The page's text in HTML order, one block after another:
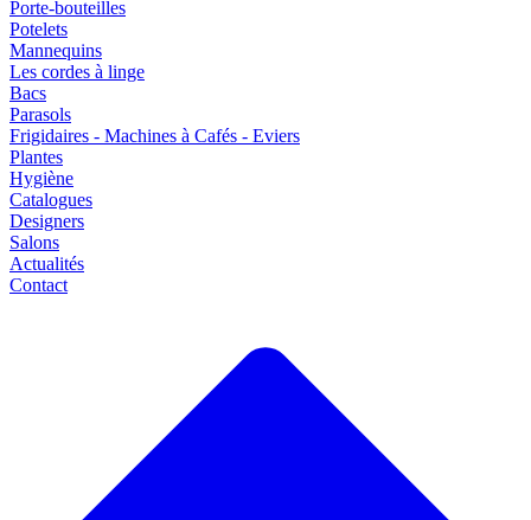
Porte-bouteilles
Potelets
Mannequins
Les cordes à linge
Bacs
Parasols
Frigidaires - Machines à Cafés - Eviers
Plantes
Hygiène
Catalogues
Designers
Salons
Actualités
Contact